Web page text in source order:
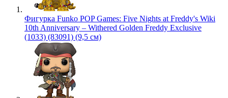
Фигурка Funko POP Games: Five Nights at Freddy's Wiki
10th Anniversary – Withered Golden Freddy Exclusive
(1033) (83091) (9,5 см)